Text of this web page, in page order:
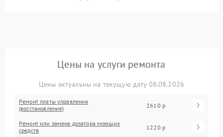
Цены на услуги ремонта
Цены актуальны на текущую дату 08.08.2026
Ремонт платы управления
(восстановление)
2610 р
Ремонт или замена дозатора моющих
средств
1220 р